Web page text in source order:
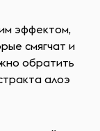
эффектом,
смягчат и
обратить
алоэ